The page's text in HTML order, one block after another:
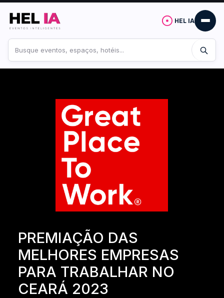
HEL IA
no
site
PREMIAÇÃO DAS
MELHORES EMPRESAS
PARA TRABALHAR NO
CEARÁ 2023